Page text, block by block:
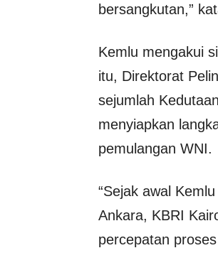
bersangkutan,”
Kemlu mengakui
itu, Direktorat
sejumlah
menyiapkan
pemulangan WNI.
“Sejak awal
Ankara, KBRI
percepatan